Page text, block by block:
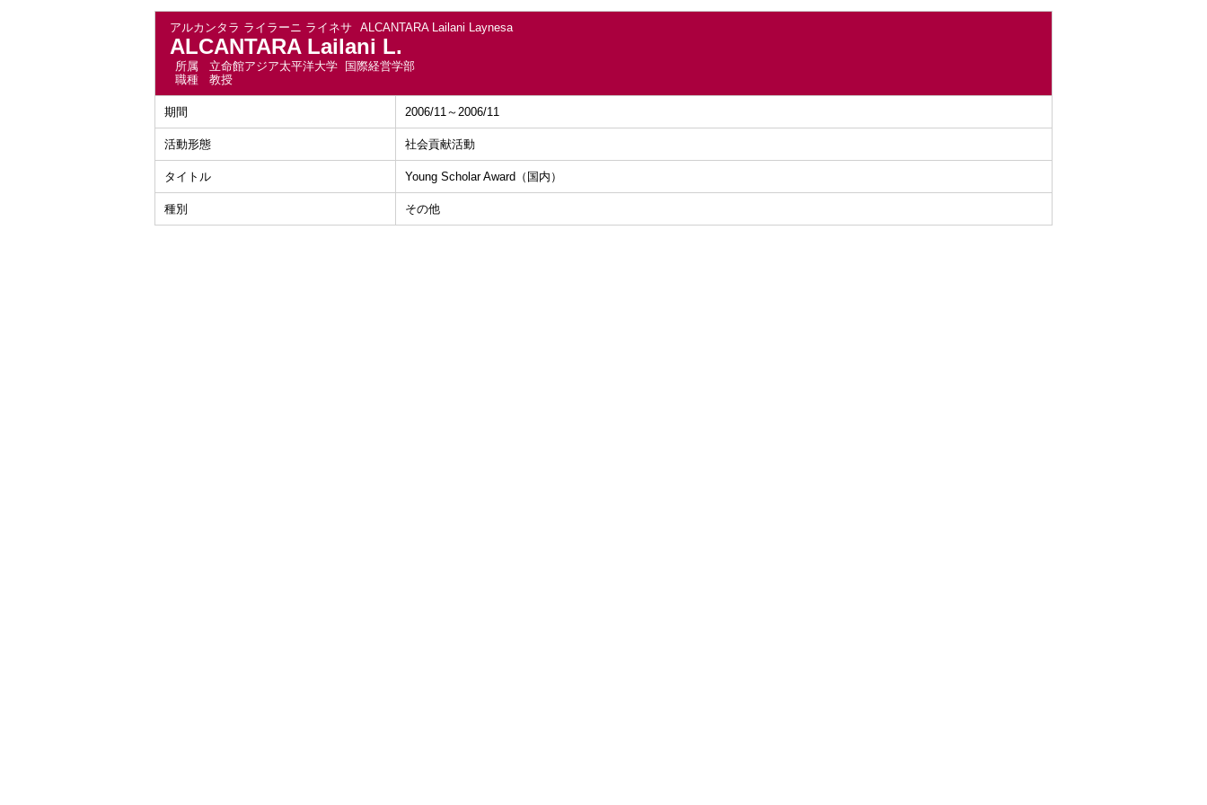
アルカンタラ ライラーニ ライネサ ALCANTARA Lailani Laynesa
ALCANTARA Lailani L.
所属
立命館アジア太平洋大学 国際経営学部
職種
教授
期間 2006/11～2006/11
活動形態 社会貢献活動
タイトル Young Scholar Award（国内）
種別 その他